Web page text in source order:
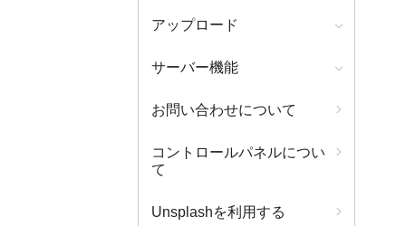
アップロード
サーバー機能
お問い合わせについて
コントロールパネルについ
て
Unsplashを利用する